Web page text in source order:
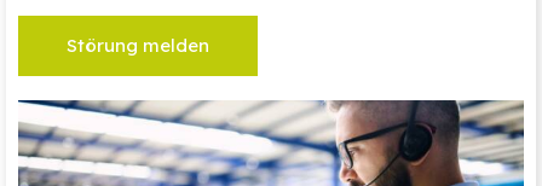
Störung melden